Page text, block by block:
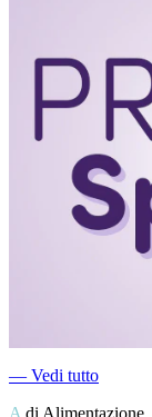
― Vedi tutto
A di Alimentazione